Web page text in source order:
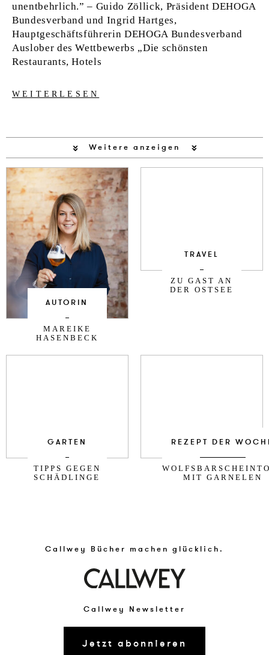
unentbehrlich.” – Guido Zöllick, Präsident DEHOGA
Bundesverband und Ingrid Hartges,
Hauptgeschäftsführerin DEHOGA Bundesverband
Auslober des Wettbewerbs „Die schönsten
Restaurants, Hotels
WEITERLESEN
Weitere anzeigen
AUTORIN
MAREIKE
HASENBECK
TRAVEL
ZU GAST AN
DER OSTSEE
GARTEN
TIPPS GEGEN
SCHÄDLINGE
REZEPT DER
MIT GARNELEN
Callwey Bücher machen glücklich.
Callwey Newsletter
Jetzt abonnieren